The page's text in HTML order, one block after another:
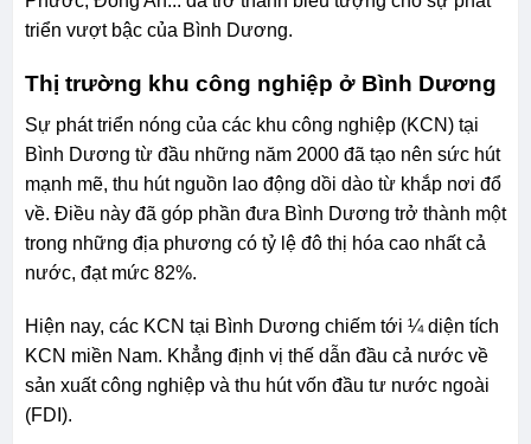
triển vượt bậc của Bình Dương.
Thị trường khu công nghiệp ở Bình Dương
Sự phát triển nóng của các khu công nghiệp (KCN) tại
Bình Dương từ đầu những năm 2000 đã tạo nên sức hút
mạnh mẽ, thu hút nguồn lao động dồi dào từ khắp nơi đổ
về. Điều này đã góp phần đưa Bình Dương trở thành một
trong những địa phương có tỷ lệ đô thị hóa cao nhất cả
nước, đạt mức 82%.
Hiện nay, các KCN tại Bình Dương chiếm tới ¼ diện tích
KCN miền Nam. Khẳng định vị thế dẫn đầu cả nước về
sản xuất công nghiệp và thu hút vốn đầu tư nước ngoài
(FDI).